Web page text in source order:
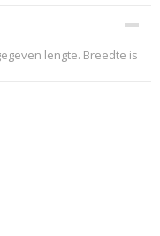
lengte. Breedte is